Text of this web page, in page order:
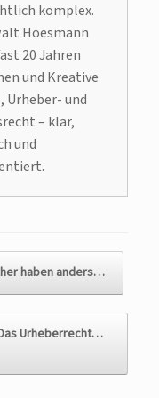
komplex.
Hoesmann
20 Jahren
und Kreative
Urheber- und
– klar,
und
haben anders…
Urheberrecht…